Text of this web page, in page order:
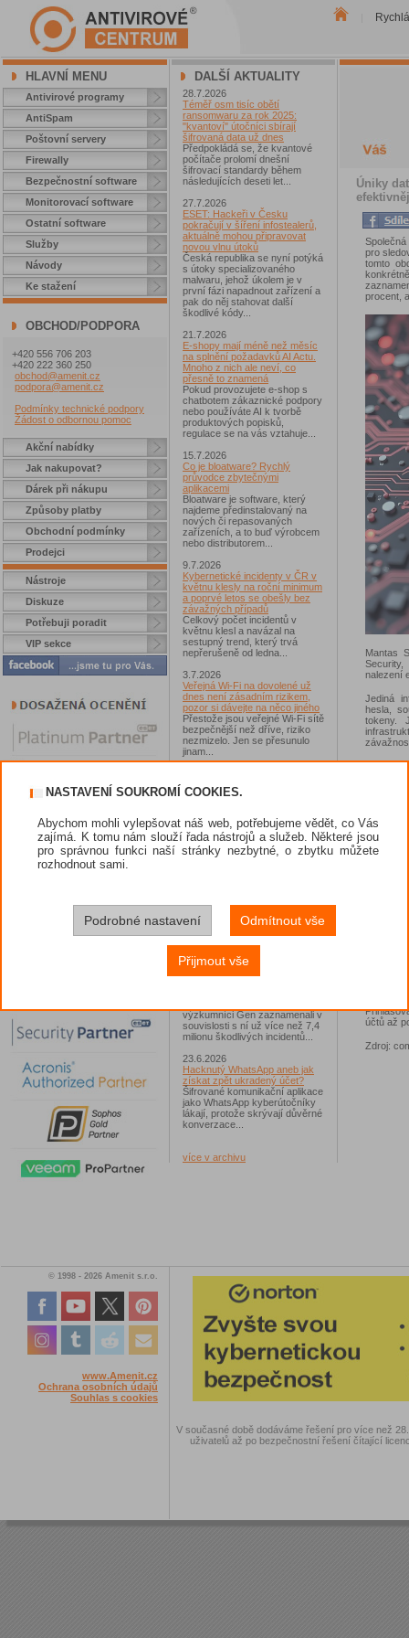
HLAVNÍ MENU
Antivirové programy
AntiSpam
Poštovní servery
Firewally
Bezpečnostní software
Monitorovací software
Ostatní software
Služby
Návody
Ke stažení
OBCHOD/PODPORA
+420 556 706 203
+420 222 360 250
obchod@amenit.cz
podpora@amenit.cz
Podmínky technické podpory
Žádost o odbornou pomoc
Akční nabídky
Jak nakupovat?
Dárek při nákupu
Způsoby platby
Obchodní podmínky
Prodejci
Nástroje
Diskuze
Potřebuji poradit
VIP sekce
DALŠÍ AKTUALITY
28.7.2026
Téměř osm tisíc obětí
ransomwaru za rok 2025:
"kvantoví" útočníci sbírají
šifrovaná data už dnes
Předpokládá se, že kvantové
počítače prolomí dnešní
šifrovací standardy během
následujících deseti let...
27.7.2026
ESET: Hackeři v Česku
pokračují v šíření infostealerů,
aktuálně mohou připravovat
novou vlnu útoků
Česká republika se nyní potýká
s útoky specializovaného
malwaru, jehož úkolem je v
první fázi napadnout zařízení a
pak do něj stahovat další
škodlivé kódy...
21.7.2026
E-shopy mají méně než měsíc
na splnění požadavků AI Actu.
Mnoho z nich ale neví, co
přesně to znamená
Pokud provozujete e-shop s
chatbotem zákaznické podpory
nebo používáte AI k tvorbě
produktových popisků,
regulace se na vás vztahuje...
15.7.2026
Co je bloatware? Rychlý
průvodce zbytečnými
aplikacemi
Bloatware je software, který
najdeme předinstalovaný na
nových či repasovaných
zařízeních, a to buď výrobcem
nebo distributorem...
9.7.2026
Kybernetické incidenty v ČR v
květnu klesly na roční minimum
a poprvé letos se obešly bez
závažných případů
Celkový počet incidentů v
květnu klesl a navázal na
sestupný trend, který trvá
nepřerušeně od ledna...
3.7.2026
Veřejná Wi-Fi na dovolené už
dnes není zásadním rizikem,
pozor si dávejte na něco jiného
Přestože jsou veřejné Wi-Fi sítě
bezpečnější než dříve, riziko
nezmizelo. Jen se přesunulo
jinam...
Standard?
magazínem IT Kompas...
26.6.2026
ESET: S příchodem léta
zaplavují Česko falešné mobilní
Chase Home App či Candy
Race Launcher. Hlavním cílem
útočníků bylo v tomto případě
Polsko, následováno Českem a
Slovenskem...
24.6.2026
výzkumníci Gen zaznamenali v
souvislosti s ní už více než 7,4
milionu škodlivých incidentů...
23.6.2026
Hacknutý WhatsApp aneb jak
získat zpět ukradený účet?
Šifrované komunikační aplikace
jako WhatsApp kyberútočníky
lákají, protože skrývají důvěrné
konverzace...
více v archivu
Úniky
pro
tomto
procent,
Mantas
nalezení
Jediná
hesla,
tokeny.
Změna
nasazení
účtů až
Zdroj:
© 1998 - 2026 Amenit s.r.o.
www.Amenit.cz
Ochrana osobních údajů
Souhlas s cookies
V současné době dodáváme řešení pro více než
uživatelů až po bezpečnostní řešení čítající
NASTAVENÍ SOUKROMÍ COOKIES.
Abychom mohli vylepšovat náš web, potřebujeme vědět, co Vás
zajímá. K tomu nám slouží řada nástrojů a služeb. Některé jsou
pro správnou funkci naší stránky nezbytné, o zbytku můžete
rozhodnout sami.
Podrobné nastavení Odmítnout vše
Přijmout vše